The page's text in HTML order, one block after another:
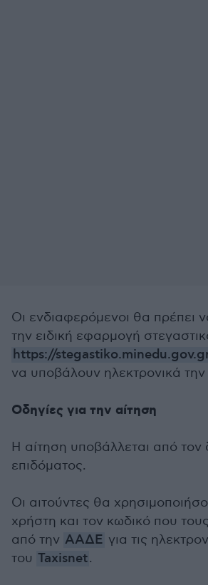
Οι ενδιαφερόμενοι θα πρέπει
την ειδική εφαρμογή
https://
να υποβάλουν ηλεκτρονικά την
Οδηγίες για την αίτηση
Η αίτηση υποβάλλεται από τον
επιδόματος.
Οι αιτούντες θα
χρήστη και τον κωδικό που
από την ΑΑΔΕ για τις
του Taxisnet.